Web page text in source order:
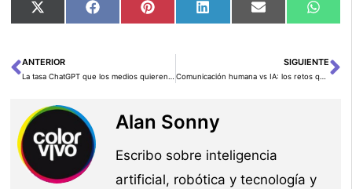
Compartir
en
X
Compartir
en
FacebookCompartir
en
PinterestCompartir
en
LinkedInCompartir
en
Email
en
Ant
ANTERIOR SIGUIENTE
Alan Sonny
Escribo sobre inteligencia
artificial, robótica y tecnología y